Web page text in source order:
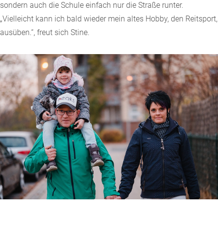
sondern auch die Schule einfach nur die Straße runter.
„Vielleicht kann ich bald wieder mein altes Hobby, den Reitsport,
ausüben.“, freut sich Stine.